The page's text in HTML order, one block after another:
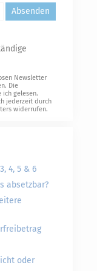
Absenden
Newsletter
Die
ich gelesen.
jederzeit durch
widerrufen.
4, 5 & 6
absetzbar?
oder